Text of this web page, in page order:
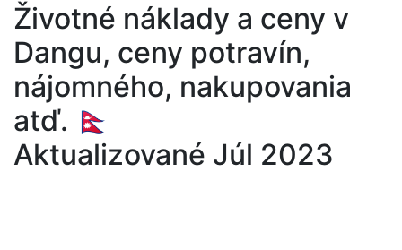
Životné náklady a ceny v
Dangu, ceny potravín,
nájomného, nakupovania
atď. 🇳🇵
Aktualizované Júl 2023